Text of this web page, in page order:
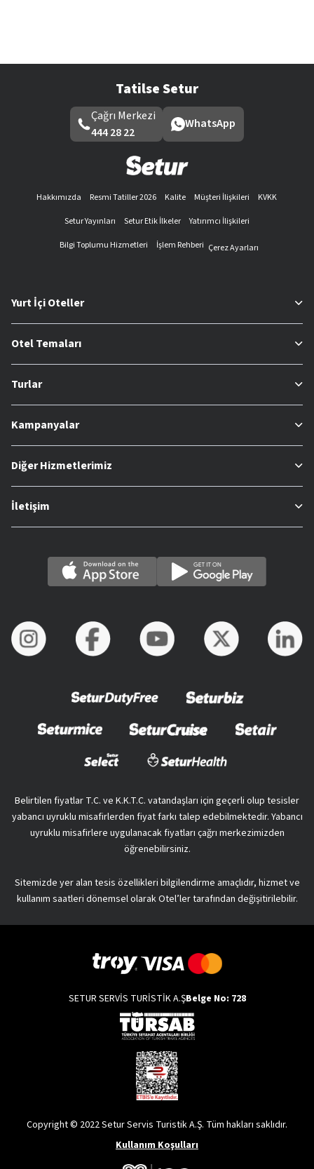
Tatilse Setur
Çağrı Merkezi
444 28 22
WhatsApp
Hakkımızda Resmi Tatiller 2026 Kalite Müşteri İlişkileri
KVKK
Setur Yayınları
Setur Etik İlkeler
Yatırımcı İlişkileri
Bilgi Toplumu Hizmetleri
İşlem Rehberi Çerez Ayarları
Yurt İçi Oteller
Otel Temaları
Turlar
Kampanyalar
Diğer Hizmetlerimiz
İletişim
Belirtilen fiyatlar T.C. ve K.K.T.C. vatandaşları için geçerli olup tesisler
yabancı uyruklu misafirlerden fiyat farkı talep edebilmektedir. Yabancı
uyruklu misafirlere uygulanacak fiyatları çağrı merkezimizden
öğrenebilirsiniz.
Sitemizde yer alan tesis özellikleri bilgilendirme amaçlıdır, hizmet ve
kullanım saatleri dönemsel olarak Otel’ler tarafından değişitirilebilir.
SETUR SERVİS TURİSTİK A.ŞBelge No: 728
Copyright © 2022 Setur Servis Turistik A.Ş. Tüm hakları saklıdır.
Kullanım Koşulları